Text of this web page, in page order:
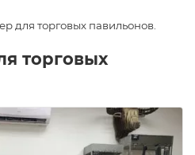
для торговых павильонов.
торговых